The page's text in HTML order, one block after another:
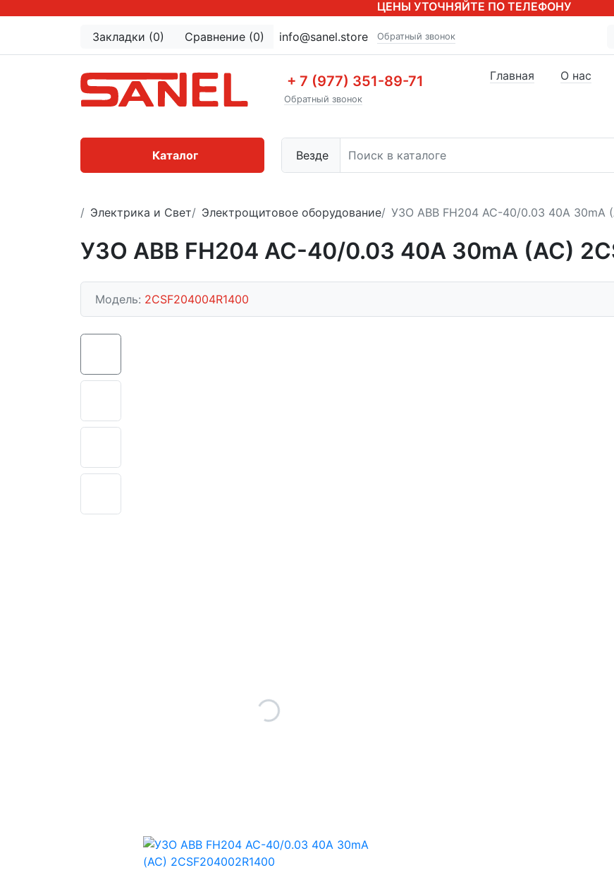
ЦЕНЫ УТОЧНЯЙТЕ ПО ТЕЛЕФОНУ
Закладки (0) Сравнение (0) info@sanel.store Обратный звонок
+ 7 (977) 351-89-71
Обратный звонок
Везде
Главная О нас
Каталог
Электрика и Свет Электрощитовое оборудование УЗО ABB FH204 AC-40/0.03 40А 30mA
УЗО ABB FH204 AC-40/0.03 40А 30mA (AC)
Модель: 2CSF204004R1400